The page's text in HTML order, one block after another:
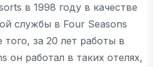
в 1998 году в качестве
службы в Four Seasons
за 20 лет работы в
он работал в таких отелях,